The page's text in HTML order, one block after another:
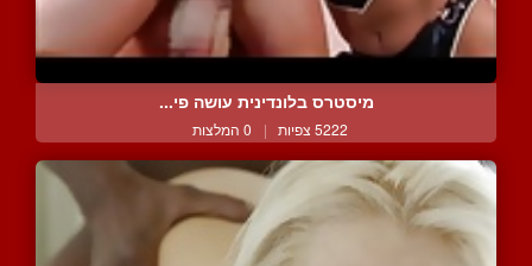
מיסטרס בלונדינית עושה פי...
5222 צפיות | 0 המלצות